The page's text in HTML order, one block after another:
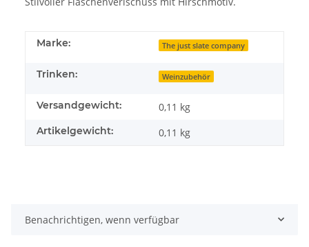
Marke: The just slate company
Trinken: Weinzubehör
Versandgewicht: 0,11 kg
Artikelgewicht: 0,11 kg
Benachrichtigen, wenn verfügbar